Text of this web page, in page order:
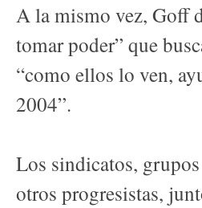
A la mismo vez, Goff
tomar poder” que
“como ellos lo ven,
2004”.
Los sindicatos,
otros progresistas,